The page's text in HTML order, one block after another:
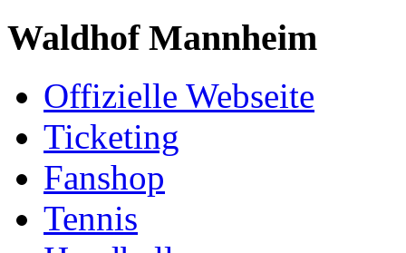
Waldhof Mannheim
Offizielle Webseite
Ticketing
Fanshop
Tennis